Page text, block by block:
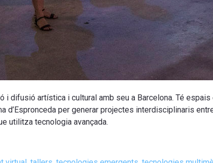
i difusió artística i cultural amb seu a Barcelona. Té
d’Espronceda per generar projectes interdisciplinaris
utilitza tecnologia avançada.